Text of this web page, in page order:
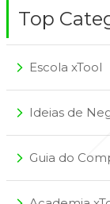
Top
arrow_forward_ios Escola xTool
arrow_forward_ios Ideias de
arrow_forward_ios Guia do